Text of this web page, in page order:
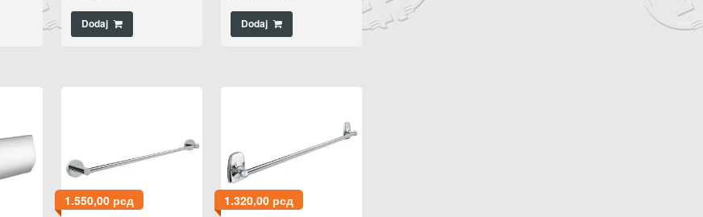
Dodaj Dodaj
1.550,00 рсд 1.320,00 рсд